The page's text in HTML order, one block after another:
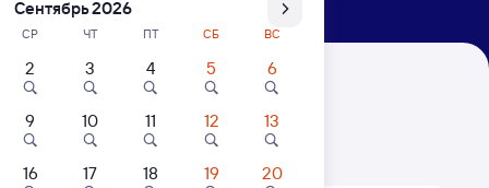
Цены за 1 пассажира
Сентябрь 2026
СР ЧТ ПТ СБ ВС
2 3 4 5 6
9 10 11 12 13
16 17 18 19 20